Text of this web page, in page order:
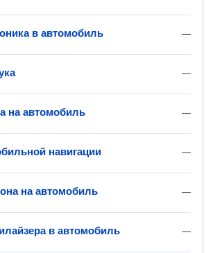
—
в автомобиль
—
—
на автомобиль
—
навигации
—
на автомобиль
—
в автомобиль